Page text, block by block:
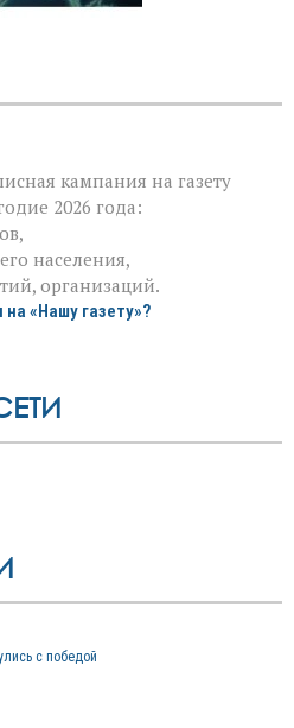
кампания на газету
2026 года:
населения,
организаций.
«Нашу газету»?
с победой